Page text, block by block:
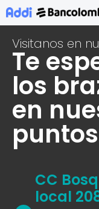
Visitanos en
Te
los
en
CC
local